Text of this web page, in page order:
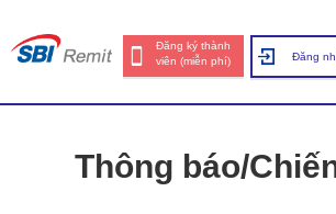
Đăng ký thành
viên (miễn phí)
Đăng
Thông báo/